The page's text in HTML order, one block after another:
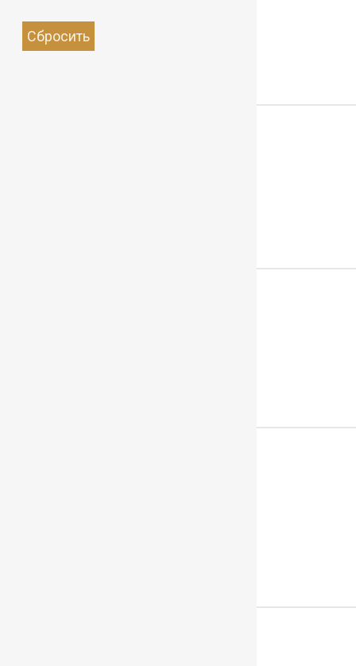
Сбросить